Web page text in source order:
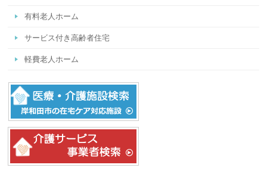
有料老人ホーム
サービス付き高齢者住宅
軽費老人ホーム